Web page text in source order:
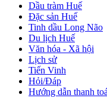
Dầu tràm Huế
Đặc sản Huế
Tinh dầu Long Não
Du lịch Huế
Văn hóa - Xã hội
Lịch sử
Tiến Vinh
Hỏi/Đáp
Hướng dẫn thanh